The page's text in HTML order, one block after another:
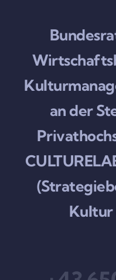
an der
Kultur